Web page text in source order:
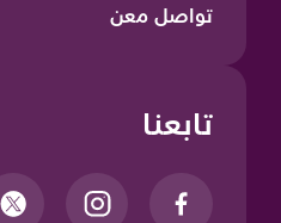
تواصل معن
تابعنا